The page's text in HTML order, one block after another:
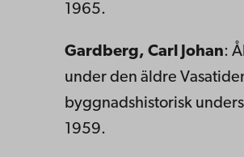
1965.
Gardberg, Carl Johan:
under den äldre
byggnadshistorisk
1959.